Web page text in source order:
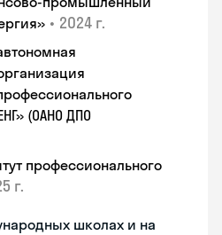
• 2024 г.
(ОАНО ДПО
профессионального
г.
школах и на